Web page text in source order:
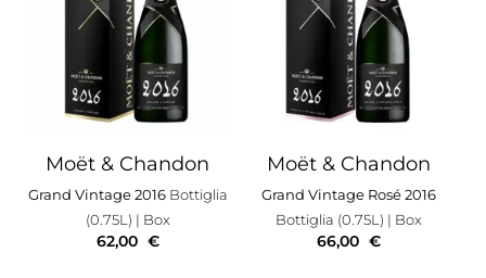
Moët & Chandon
Grand Vintage 2016Bottiglia
(0.75L) | Box
62,00 €
Moët & Chandon
Grand Vintage Rosé 2016
Bottiglia (0.75L) | Box
66,00 €